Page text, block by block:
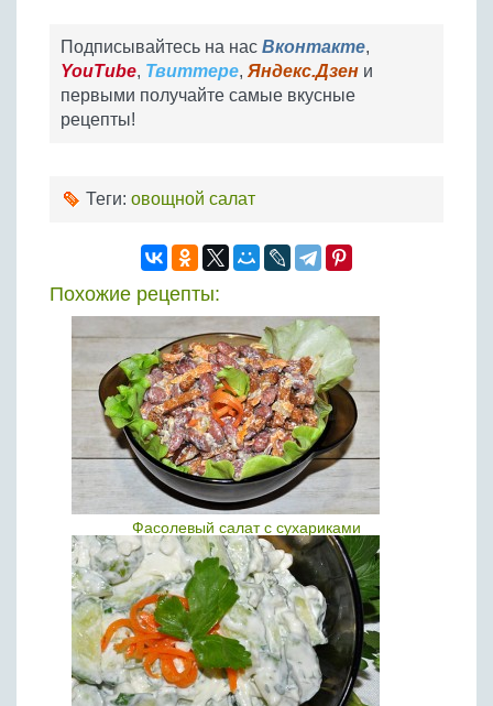
Подписывайтесь на нас Вконтакте,
YouTube, Твиттере, Яндекс.Дзен и
первыми получайте самые вкусные
рецепты!
Теги: овощной салат
Похожие рецепты:
Фасолевый салат с сухариками